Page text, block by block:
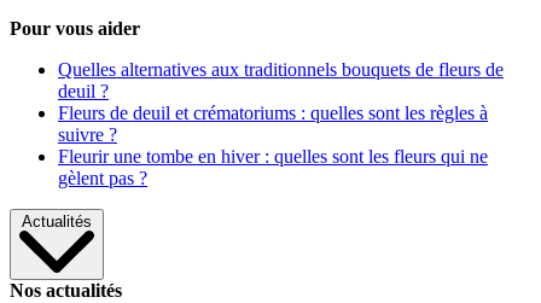
Pour vous aider
Quelles alternatives aux traditionnels bouquets de fleurs de
deuil ?
Fleurs de deuil et crématoriums : quelles sont les règles à
suivre ?
Fleurir une tombe en hiver : quelles sont les fleurs qui ne
gèlent pas ?
Actualités
Nos actualités